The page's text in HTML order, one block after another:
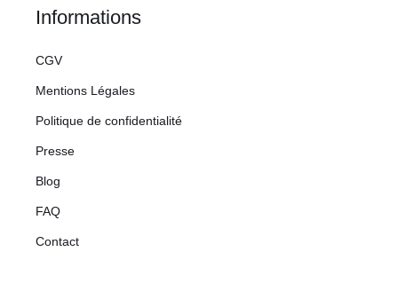
Informations
CGV
Mentions Légales
Politique de confidentialité
Presse
Blog
FAQ
Contact